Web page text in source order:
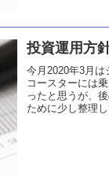
投資運用方
今月2020年3月
コースターには
ったと思うが、
ために少し整理